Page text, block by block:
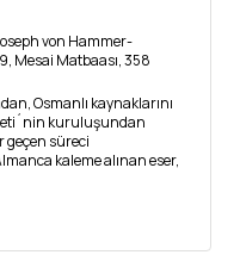
von Hammer-
Mesai Matbaası, 358
Osmanlı kaynaklarını
kuruluşundan
geçen süreci
kaleme alınan eser,